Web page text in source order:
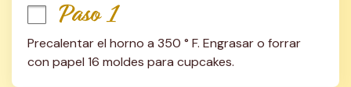
Paso 1
Precalentar el horno a 350 ° F. Engrasar o forrar
con papel 16 moldes para cupcakes.